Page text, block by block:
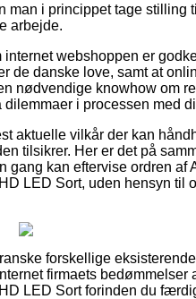
man i princippet tage stilling
arbejde.
webshoppen er
de danske love, samt at
nødvendige knowhow om
i processen med
aktuelle vilkår der kan
tilsikrer. Her er det på
gang kan eftervise ordren af
LED Sort, uden hensyn til
forskellige
firmaets bedømmelser
LED Sort forinden du